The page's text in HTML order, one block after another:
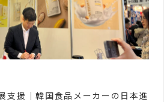
支援｜韓国食品メーカーの日本進